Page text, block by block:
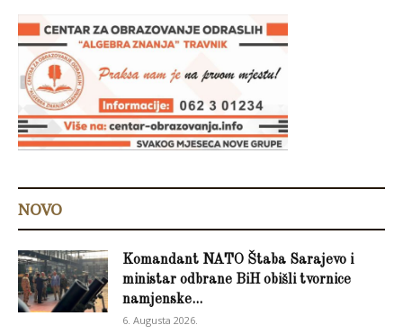
NOVO
Komandant NATO Štaba Sarajevo i
ministar odbrane BiH obišli tvornice
namjenske...
6. Augusta 2026.